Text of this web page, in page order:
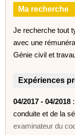
Ma recherche
Je recherche tout
avec une
Génie civil et
Expériences
04/2017 - 04/2018
conduite et de la
examinateur du